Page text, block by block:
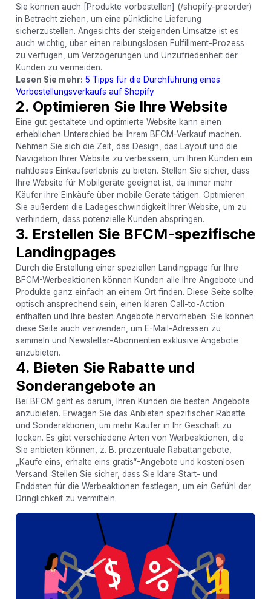
Sie können auch [Produkte vorbestellen] (/shopify-preorder)
in Betracht ziehen, um eine pünktliche Lieferung
sicherzustellen. Angesichts der steigenden Umsätze ist es
auch wichtig, über einen reibungslosen Fulfillment-Prozess
zu verfügen, um Verzögerungen und Unzufriedenheit der
Kunden zu vermeiden.
Lesen Sie mehr: 5 Tipps für die Durchführung eines
Vorbestellungsverkaufs auf Shopify
2. Optimieren Sie Ihre Website
Eine gut gestaltete und optimierte Website kann einen
erheblichen Unterschied bei Ihrem BFCM-Verkauf machen.
Nehmen Sie sich die Zeit, das Design, das Layout und die
Navigation Ihrer Website zu verbessern, um Ihren Kunden ein
nahtloses Einkaufserlebnis zu bieten. Stellen Sie sicher, dass
Ihre Website für Mobilgeräte geeignet ist, da immer mehr
Käufer ihre Einkäufe über mobile Geräte tätigen. Optimieren
Sie außerdem die Ladegeschwindigkeit Ihrer Website, um zu
verhindern, dass potenzielle Kunden abspringen.
3. Erstellen Sie BFCM-spezifische
Landingpages
Durch die Erstellung einer speziellen Landingpage für Ihre
BFCM-Werbeaktionen können Kunden alle Ihre Angebote und
Produkte ganz einfach an einem Ort finden. Diese Seite sollte
optisch ansprechend sein, einen klaren Call-to-Action
enthalten und Ihre besten Angebote hervorheben. Sie können
diese Seite auch verwenden, um E-Mail-Adressen zu
sammeln und Newsletter-Abonnenten exklusive Angebote
anzubieten.
4. Bieten Sie Rabatte und
Sonderangebote an
Bei BFCM geht es darum, Ihren Kunden die besten Angebote
anzubieten. Erwägen Sie das Anbieten spezifischer Rabatte
und Sonderaktionen, um mehr Käufer in Ihr Geschäft zu
locken. Es gibt verschiedene Arten von Werbeaktionen, die
Sie anbieten können, z. B. prozentuale Rabattangebote,
„Kaufe eins, erhalte eins gratis“-Angebote und kostenlosen
Versand. Stellen Sie sicher, dass Sie klare Start- und
Enddaten für die Werbeaktionen festlegen, um ein Gefühl der
Dringlichkeit zu vermitteln.